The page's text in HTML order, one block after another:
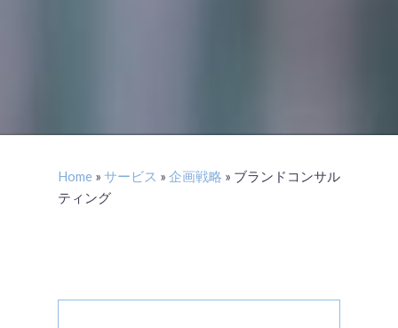
Home » サービス » 企画戦略 » ブランドコンサル
ティング